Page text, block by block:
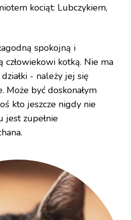
kociąt: Lubczykiem,
spokojną i
człowiekowi kotką. Nie ma
- należy jej się
Może być doskonałym
kto jeszcze nigdy nie
jest zupełnie